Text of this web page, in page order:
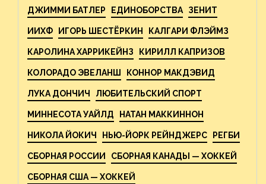
ДЖИММИ БАТЛЕР ЕДИНОБОРСТВА ЗЕНИТ
ИИХФ ИГОРЬ ШЕСТЁРКИН КАЛГАРИ ФЛЭЙМЗ
КАРОЛИНА ХАРРИКЕЙНЗ КИРИЛЛ КАПРИЗОВ
КОЛОРАДО ЭВЕЛАНШ КОННОР МАКДЭВИД
ЛУКА ДОНЧИЧ ЛЮБИТЕЛЬСКИЙ СПОРТ
МИННЕСОТА УАЙЛД НАТАН МАККИННОН
НИКОЛА ЙОКИЧ НЬЮ-ЙОРК РЕЙНДЖЕРС РЕГБИ
СБОРНАЯ РОССИИ СБОРНАЯ КАНАДЫ — ХОККЕЙ
СБОРНАЯ США — ХОККЕЙ